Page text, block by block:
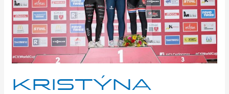
KRISTÝNA
poháru